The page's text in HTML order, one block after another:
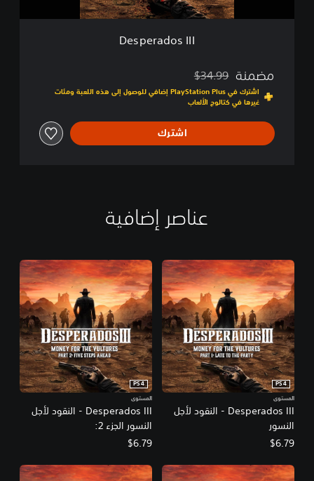
I
Desperados III
مضمنة مخصوم من السعر الأصلي البالغ $34.99‏
$34.99
اشترك في PlayStation Plus إضافي للوصول إلى هذه اللعبة ومئات
غيرها في كتالوج الألعاب
اشترك
عناصر إضافية
Desperados III - النقود لأجل
النسور
PS4
المستوى
$6.79
Desperados III - النقود لأجل
النسور الجزء 2:
PS4
المستوى
$6.79